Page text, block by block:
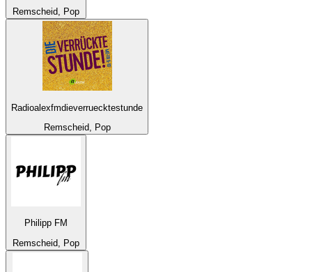
Remscheid, Pop
Radioalexfmdieverruecktestunde
Remscheid, Pop
Philipp FM
Remscheid, Pop